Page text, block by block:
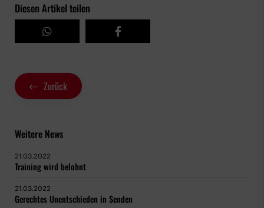
Diesen Artikel teilen
Zurück
Weitere News
21.03.2022
Training wird belohnt
21.03.2022
Gerechtes Unentschieden in Senden